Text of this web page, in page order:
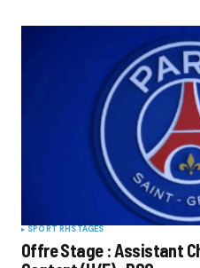
SPORT RHSTAGES
Offre Stage : Assistant